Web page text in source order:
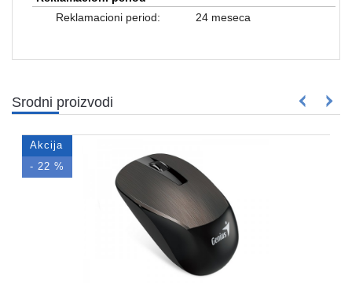
Kućni
Zdravlje
Reklamacioni period:
24 meseca
Srodni proizvodi
Akcija
- 22 %